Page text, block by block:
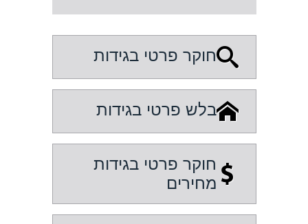
חוקר פרטי בגידות
בלש פרטי בגידות
חוקר פרטי בגידות
מחירים